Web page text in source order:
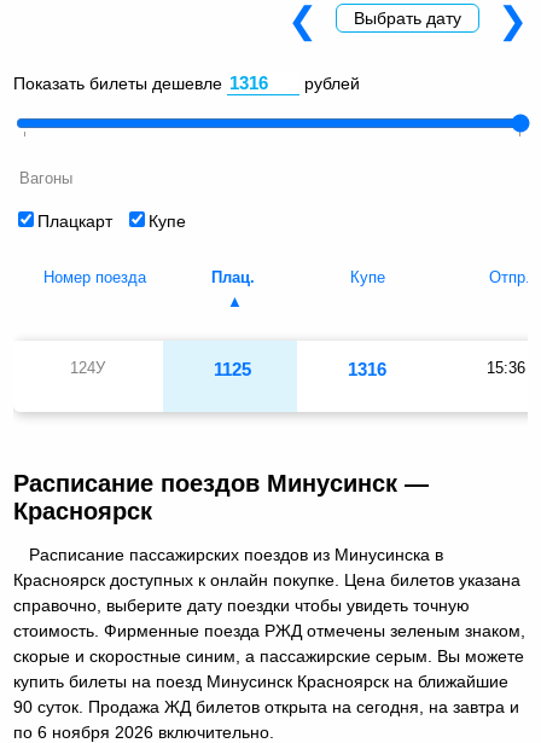
Показать билеты дешевле рублей
Вагоны
Плацкарт Купе
❮ Выбрать дату ❯
Номер поезда Плац. Купе Отпр.
124У 1125 1316 15:36
Расписание поездов Минусинск —
Красноярск
Расписание пассажирских поездов из Минусинска в
Красноярск доступных к онлайн покупке. Цена билетов указана
справочно, выберите дату поездки чтобы увидеть точную
стоимость. Фирменные поезда РЖД отмечены зеленым знаком,
скорые и скоростные синим, а пассажирские серым. Вы можете
купить билеты на поезд Минусинск Красноярск на ближайшие
90 суток. Продажа ЖД билетов открыта на сегодня, на завтра и
по 6 ноября 2026 включительно.